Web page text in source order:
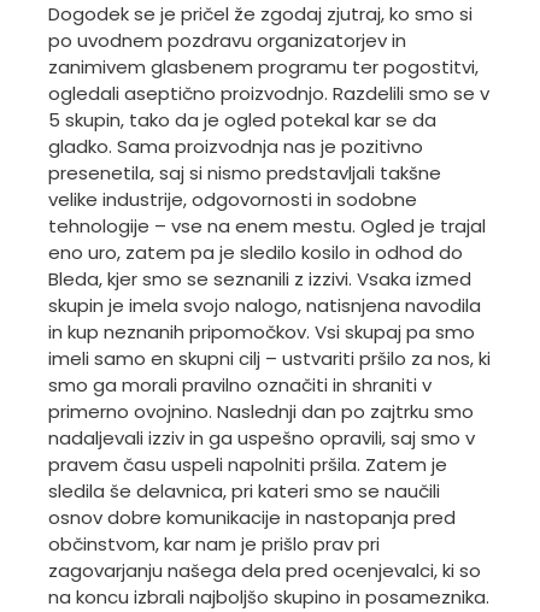
Dogodek se je pričel že zgodaj zjutraj, ko smo si
po uvodnem pozdravu organizatorjev in
zanimivem glasbenem programu ter pogostitvi,
ogledali aseptično proizvodnjo. Razdelili smo se v
5 skupin, tako da je ogled potekal kar se da
gladko. Sama proizvodnja nas je pozitivno
presenetila, saj si nismo predstavljali takšne
velike industrije, odgovornosti in sodobne
tehnologije – vse na enem mestu. Ogled je trajal
eno uro, zatem pa je sledilo kosilo in odhod do
Bleda, kjer smo se seznanili z izzivi. Vsaka izmed
skupin je imela svojo nalogo, natisnjena navodila
in kup neznanih pripomočkov. Vsi skupaj pa smo
imeli samo en skupni cilj – ustvariti pršilo za nos, ki
smo ga morali pravilno označiti in shraniti v
primerno ovojnino. Naslednji dan po zajtrku smo
nadaljevali izziv in ga uspešno opravili, saj smo v
pravem času uspeli napolniti pršila. Zatem je
sledila še delavnica, pri kateri smo se naučili
osnov dobre komunikacije in nastopanja pred
občinstvom, kar nam je prišlo prav pri
zagovarjanju našega dela pred ocenjevalci, ki so
na koncu izbrali najboljšo skupino in posameznika.